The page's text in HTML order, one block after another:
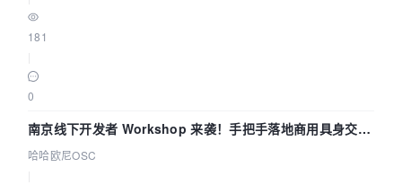
181
0
南京线下开发者 Workshop 来袭！手把手落地商用具身交互
智能 Agent 应用
哈哈欧尼OSC